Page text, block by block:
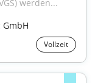
werden...
GmbH
Vollzeit